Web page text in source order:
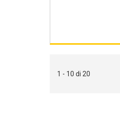
1 - 10 di 20